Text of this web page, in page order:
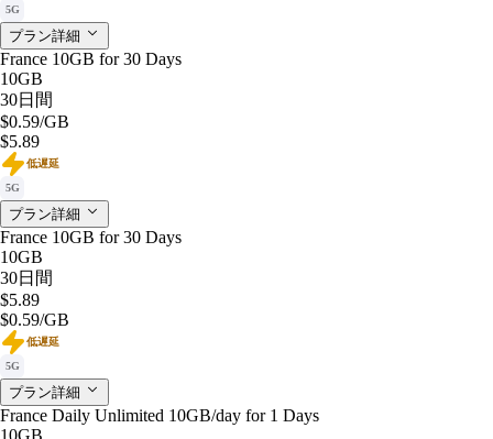
5G
プラン詳細
France 10GB for 30 Days
10GB
30日間
$0.59/GB
$5.89
低遅延
5G
プラン詳細
France 10GB for 30 Days
10GB
30日間
$5.89
$0.59/GB
低遅延
5G
プラン詳細
France Daily Unlimited 10GB/day for 1 Days
10GB